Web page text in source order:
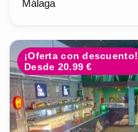
Málaga
¡Oferta con descuento!
Desde 20.99 €